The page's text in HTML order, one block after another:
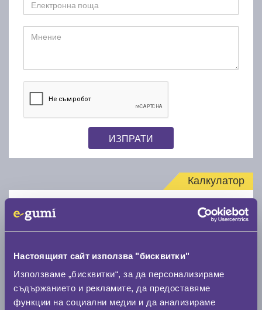
Настоящият сайт използва "бисквитки"
Използваме „бисквитки“, за да персонализираме
съдържанието и рекламите, да предоставяме
функции на социални медии и да анализираме
ИЗПРАТИ
Калкулатор
Нов размер